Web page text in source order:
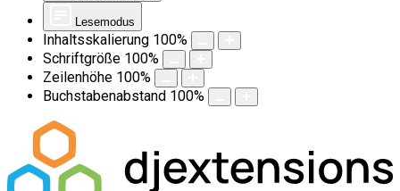
Lesemodus
Inhaltsskalierung 100%
Schriftgröße 100%
Zeilenhöhe 100%
Buchstabenabstand 100%